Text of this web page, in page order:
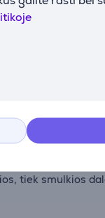
iš trijų
Visiškai
valdymą.
ir gale,
filtrą, leidžia
tiek smulkios